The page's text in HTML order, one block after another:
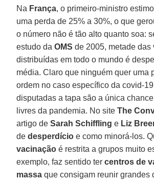
Na França, o primeiro-ministro
uma perda de 25% a 30%, o que
o número não é tão alto quanto soa:
estudo daOMS de 2005, metade das
distribuídas em todo o mundo é
média. Claro que ninguém quer uma
ordem no caso específico da covid-
disputadas a tapa são a única
livres da pandemia. No siteThe
artigo deSarah Schiffling e Liz
dedesperdício e como minorá-los.
vacinação é restrita a grupos muito
exemplo, faz sentido tercentros de
massa que consigam reunir grandes